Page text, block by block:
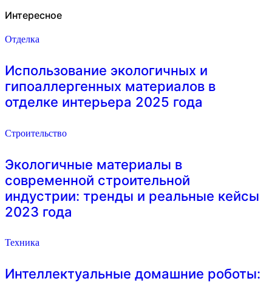
Интересное
Отделка
Использование экологичных и
гипоаллергенных материалов в
отделке интерьера 2025 года
Строительство
Экологичные материалы в
современной строительной
индустрии: тренды и реальные кейсы
2023 года
Техника
Интеллектуальные домашние роботы: